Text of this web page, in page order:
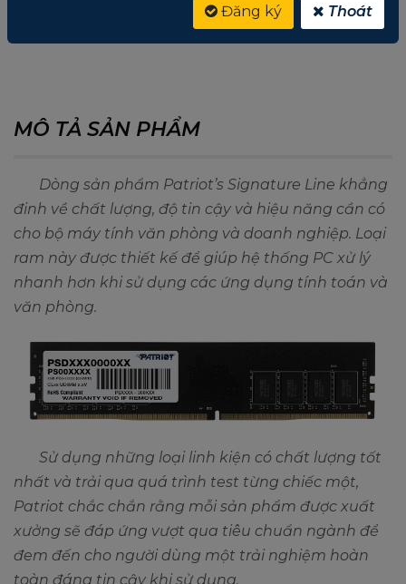
0 ĐÁNH GIÁ CHO RAM PATRIOT SIGNATURE
MÔ TẢ SẢN PHẨM
Dòng sản phẩm Patriot’s Signature Line khẳng
đinh về chất lượng, độ tin cậy và hiệu năng cần có
cho bộ máy tính văn phòng và doanh nghiệp. Loại
ram này được thiết kế để giúp hệ thống PC xử lý
nhanh hơn khi sử dụng các ứng dụng tính toán và
văn phòng.
Sử dụng những loại linh kiện có chất lượng tốt
nhất và trải qua quá trình test từng chiếc một,
Patriot chắc chắn rằng mỗi sản phẩm được xuất
xưởng sẽ đáp ứng vượt qua tiêu chuẩn ngành để
đem đến cho người dùng một trải nghiệm hoàn
toàn đáng tin cậy khi sử dụng.
Đăng ký Thoát